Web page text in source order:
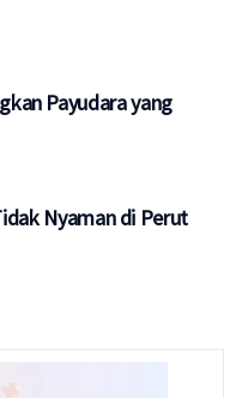
Payudara yang
Nyaman di Perut